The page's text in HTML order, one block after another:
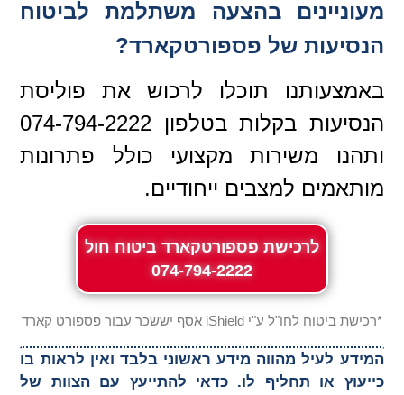
מעוניינים בהצעה משתלמת לביטוח
הנסיעות של פספורטקארד?
באמצעותנו תוכלו לרכוש את פוליסת
הנסיעות בקלות בטלפון 074-794-2222
ותהנו משירות מקצועי כולל פתרונות
מותאמים למצבים ייחודיים.
לרכישת פספורטקארד ביטוח חול
074-794-2222
*רכישת ביטוח לחו"ל ע"י iShield אסף יששכר עבור פספורט קארד
המידע לעיל מהווה מידע ראשוני בלבד ואין לראות בו
כייעוץ או תחליף לו. כדאי להתייעץ עם הצוות של